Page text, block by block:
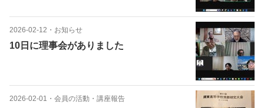
2026-02-12 ・ お知らせ
10日に理事会がありました
2026-02-01 ・ 会員の活動・講座報告